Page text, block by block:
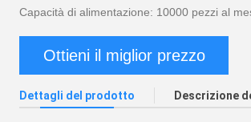
Capacità di alimentazione: 10000 pezzi al
Ottieni il miglior prezzo
Dettagli del prodotto Descrizione